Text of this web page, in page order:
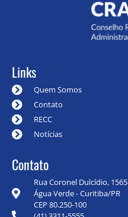
Links
Quem Somos
Contato
RECC
Notícias
Contato
Rua Coronel Dulcídio, 1565
Água Verde - Curitiba/PR
CEP 80.250-100